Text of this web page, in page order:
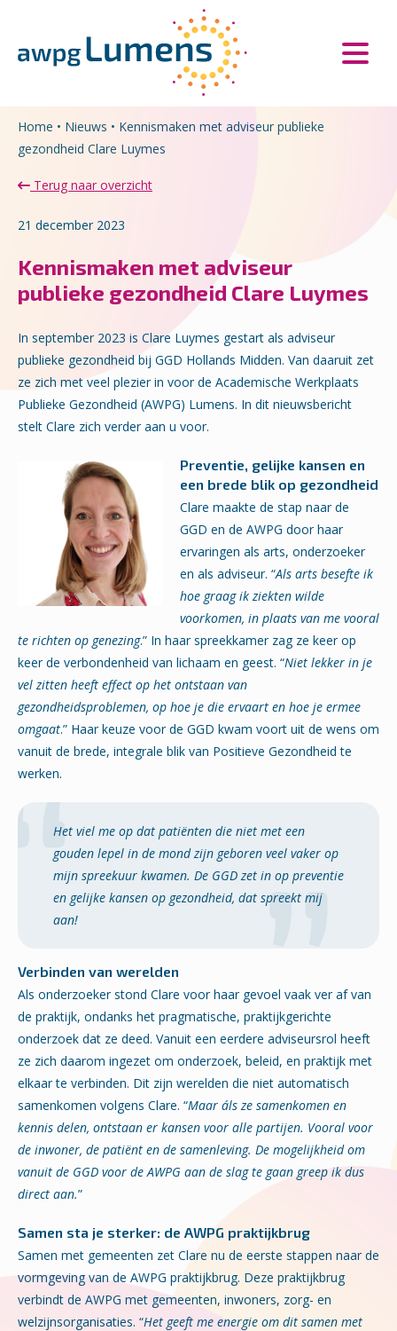
Home • Nieuws • Kennismaken met adviseur publieke
gezondheid Clare Luymes
Terug naar overzicht
21 december 2023
Kennismaken met adviseur
publieke gezondheid Clare Luymes
In september 2023 is Clare Luymes gestart als adviseur
publieke gezondheid bij GGD Hollands Midden. Van daaruit zet
ze zich met veel plezier in voor de Academische Werkplaats
Publieke Gezondheid (AWPG) Lumens. In dit nieuwsbericht
stelt Clare zich verder aan u voor.
Preventie, gelijke kansen en
een brede blik op gezondheid
Clare maakte de stap naar de
GGD en de AWPG door haar
ervaringen als arts, onderzoeker
en als adviseur. “Als arts besefte ik
hoe graag ik ziekten wilde
voorkomen, in plaats van me vooral
te richten op genezing.” In haar spreekkamer zag ze keer op
keer de verbondenheid van lichaam en geest. “Niet lekker in je
vel zitten heeft effect op het ontstaan van
gezondheidsproblemen, op hoe je die ervaart en hoe je ermee
omgaat.” Haar keuze voor de GGD kwam voort uit de wens om
vanuit de brede, integrale blik van Positieve Gezondheid te
werken.
Het viel me op dat patiënten die niet met een
gouden lepel in de mond zijn geboren veel vaker op
mijn spreekuur kwamen. De GGD zet in op preventie
en gelijke kansen op gezondheid, dat spreekt mij
aan!
Verbinden van werelden
Als onderzoeker stond Clare voor haar gevoel vaak ver af van
de praktijk, ondanks het pragmatische, praktijkgerichte
onderzoek dat ze deed. Vanuit een eerdere adviseursrol heeft
ze zich daarom ingezet om onderzoek, beleid, en praktijk met
elkaar te verbinden. Dit zijn werelden die niet automatisch
samenkomen volgens Clare. “Maar áls ze samenkomen en
kennis delen, ontstaan er kansen voor alle partijen. Vooral voor
de inwoner, de patiënt en de samenleving. De mogelijkheid om
vanuit de GGD voor de AWPG aan de slag te gaan greep ik dus
direct aan.”
Samen sta je sterker: de AWPG praktijkbrug
Samen met gemeenten zet Clare nu de eerste stappen naar de
vormgeving van de AWPG praktijkbrug. Deze praktijkbrug
verbindt de AWPG met gemeenten, inwoners, zorg- en
welzijnsorganisaties. “Het geeft me energie om dit samen met